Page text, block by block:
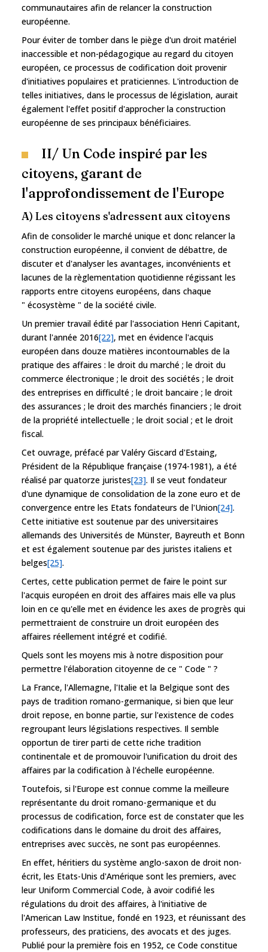
communautaires afin de relancer la construction
européenne.
Pour éviter de tomber dans le piège d'un droit matériel
inaccessible et non-pédagogique au regard du citoyen
européen, ce processus de codification doit provenir
d'initiatives populaires et praticiennes. L'introduction de
telles initiatives, dans le processus de législation, aurait
également l'effet positif d'approcher la construction
européenne de ses principaux bénéficiaires.
II/ Un Code inspiré par les
citoyens, garant de
l'approfondissement de l'Europe
A) Les citoyens s'adressent aux citoyens
Afin de consolider le marché unique et donc relancer la
construction européenne, il convient de débattre, de
discuter et d'analyser les avantages, inconvénients et
lacunes de la règlementation quotidienne régissant les
rapports entre citoyens européens, dans chaque
" écosystème " de la société civile.
Un premier travail édité par l'association Henri Capitant,
durant l'année 2016[22], met en évidence l'acquis
européen dans douze matières incontournables de la
pratique des affaires : le droit du marché ; le droit du
commerce électronique ; le droit des sociétés ; le droit
des entreprises en difficulté ; le droit bancaire ; le droit
des assurances ; le droit des marchés financiers ; le droit
de la propriété intellectuelle ; le droit social ; et le droit
fiscal.
Cet ouvrage, préfacé par Valéry Giscard d'Estaing,
Président de la République française (1974-1981), a été
réalisé par quatorze juristes[23]. Il se veut fondateur
d'une dynamique de consolidation de la zone euro et de
convergence entre les Etats fondateurs de l'Union[24].
Cette initiative est soutenue par des universitaires
allemands des Universités de Münster, Bayreuth et Bonn
et est également soutenue par des juristes italiens et
belges[25].
Certes, cette publication permet de faire le point sur
l'acquis européen en droit des affaires mais elle va plus
loin en ce qu'elle met en évidence les axes de progrès qui
permettraient de construire un droit européen des
affaires réellement intégré et codifié.
Quels sont les moyens mis à notre disposition pour
permettre l'élaboration citoyenne de ce " Code " ?
La France, l'Allemagne, l'Italie et la Belgique sont des
pays de tradition romano-germanique, si bien que leur
droit repose, en bonne partie, sur l'existence de codes
regroupant leurs législations respectives. Il semble
opportun de tirer parti de cette riche tradition
continentale et de promouvoir l'unification du droit des
affaires par la codification à l'échelle européenne.
Toutefois, si l'Europe est connue comme la meilleure
représentante du droit romano-germanique et du
processus de codification, force est de constater que les
codifications dans le domaine du droit des affaires,
entreprises avec succès, ne sont pas européennes.
En effet, héritiers du système anglo-saxon de droit non-
écrit, les Etats-Unis d'Amérique sont les premiers, avec
leur Uniform Commercial Code, à avoir codifié les
régulations du droit des affaires, à l'initiative de
l'American Law Institue, fondé en 1923, et réunissant des
professeurs, des praticiens, des avocats et des juges.
Publié pour la première fois en 1952, ce Code constitue